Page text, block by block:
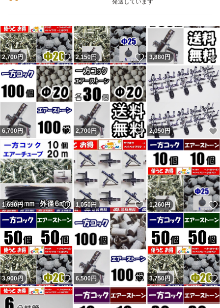
現れましたが同じです。ヤフオク評価の返答を参照くださ
い。 良い評価の割合0％（取引時0。新規ではない0。）の
11人目も対応拒否なので不当評価です。30円のネットの
持ち手に小さい傷があったとの事。 12人目は勝手に不要
連絡してきて返信が無いとの事。不要連絡に返信する必要
無いので不当評価です。 不足という事で悪いの件は不足
なく発送したのを明確に覚えています。記載内容無視で即
評価で終了の者。普通の人は問題あれば即取引完了しない
ので嫌がらせと判断するのが普通。今までにない手を使っ
てきたが今までの連中と同じ。 他のも記載内容無視の異
常者。
残念ながら数千人に一人くらいの割合で話が通じない異常
者が現れます。悪い評価をする事が目的（サクラ）と思わ
れる者が複数います。 ヤフーフリマからは不当評価への
私の返信コメントが閲覧出来ず、絶対に不公平なので載せ
ています。 私に非があれば反省・改善しますが、不当評
価には主張・反論します。かなり抑えて記載しています。
不当評価を気にせず購入していただいている皆様、ありが
とうございます。 どちらでもない評価も数件以外はコメ
発送しています
2,700円 いいね！
2,150円 いいね！
3,880円
6,700円 いいね！
2,700円 いいね！
2,050円
1,690円 いいね！
1,050円 いいね！
1,260円
3,900円 いいね！
6,500円 いいね！
3,750円